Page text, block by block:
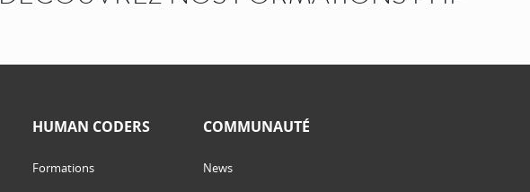
HUMAN CODERS
Formations
COMMUNAUTÉ
News